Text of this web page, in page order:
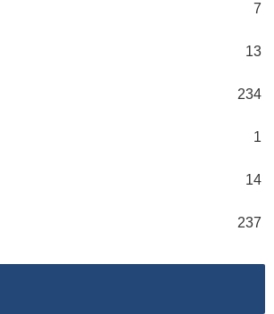
7
13
234
1
14
237